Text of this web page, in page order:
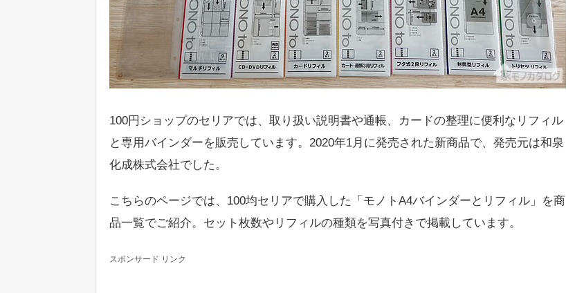
100円ショップのセリアでは、取り扱い説明書や通帳、カードの整理に便利なリフィル
と専用バインダーを販売しています。2020年1月に発売された新商品で、発売元は和泉
化成株式会社でした。
こちらのページでは、100均セリアで購入した「モノトA4バインダーとリフィル」を商
品一覧でご紹介。セット枚数やリフィルの種類を写真付きで掲載しています。
スポンサード リンク